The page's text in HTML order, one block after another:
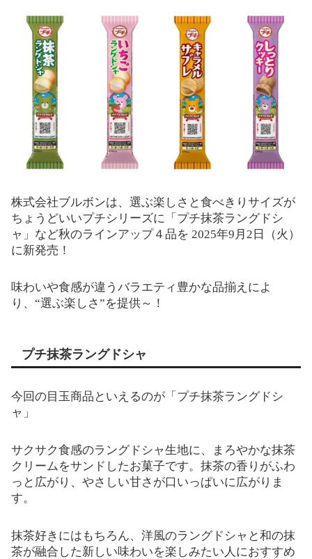
株式会社ブルボンは、選ぶ楽しさと食べきりサイズが
ちょうどいいプチシリーズに「プチ抹茶ラングドシ
ャ」など秋のラインアップ４品を 2025年9月2日（火）
に新発売！
味わいや食感が違うバラエティ豊かな品揃えによ
り、“選ぶ楽しさ”を提供～！
プチ抹茶ラングドシャ
今回の目玉商品といえるのが「プチ抹茶ラングドシ
ャ」
サクサク食感のラングドシャ生地に、まろやかな抹茶
クリームをサンドしたお菓子です。抹茶の香りがふわ
っと広がり、やさしい甘さが口いっぱいに広がりま
す。
抹茶好きにはもちろん、洋風のラングドシャと和の抹
茶が融合した新しい味わいを楽しみたい人におすすめ